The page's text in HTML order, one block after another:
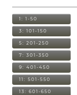
1: 1-50
3: 101-150
5: 201-250
7: 301-350
9: 401-450
11: 501-550
13: 601-650